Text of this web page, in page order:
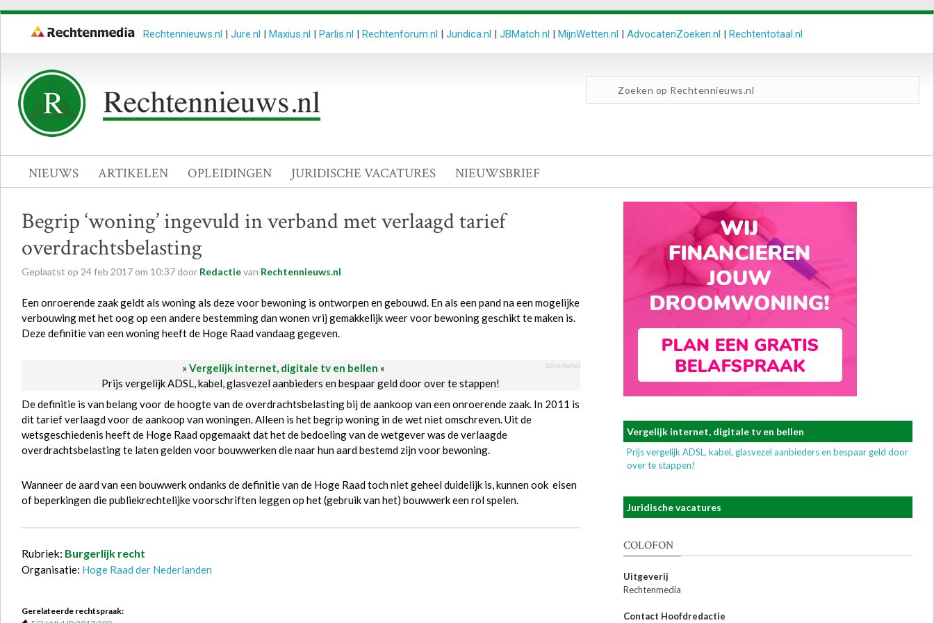
Rechtennieuws.nl | Jure.nl | Maxius.nl | Parlis.nl | Rechtenforum.nl | Juridica.nl | JBMatch.nl | MijnWetten.nl | AdvocatenZoeken.nl | Rechtentotaal.nl
NIEUWS ARTIKELEN OPLEIDINGEN JURIDISCHE VACATURES NIEUWSBRIEF
Begrip ‘woning’ ingevuld in verband met verlaagd tarief
overdrachtsbelasting
Geplaatst op 24feb 2017 om 10:37 door Redactievan Rechtennieuws.nl
Een onroerende zaak geldt als woning als deze voor bewoning is ontworpen en gebouwd. En als een pand na een mogelijke
verbouwing met het oog op een andere bestemming dan wonen vrij gemakkelijk weer voor bewoning geschikt te maken is.
Deze definitie van een woning heeft de Hoge Raad vandaag gegeven.
» Vergelijk internet, digitale tv en bellen « advertorial
Prijs vergelijk ADSL, kabel, glasvezel aanbieders en bespaar geld door over te stappen!
De definitie is van belang voor de hoogte van de overdrachtsbelasting bij de aankoop van een onroerende zaak. In 2011 is
dit tarief verlaagd voor de aankoop van woningen. Alleen is het begrip woning in de wet niet omschreven. Uit de
wetsgeschiedenis heeft de Hoge Raad opgemaakt dat het de bedoeling van de wetgever was de verlaagde
overdrachtsbelasting te laten gelden voor bouwwerken die naar hun aard bestemd zijn voor bewoning.
Wanneer de aard van een bouwwerk ondanks de definitie van de Hoge Raad toch niet geheel duidelijk is, kunnen ook eisen
of beperkingen die publiekrechtelijke voorschriften leggen op het (gebruik van het) bouwwerk een rol spelen.
Rubriek: Burgerlijk recht
Organisatie: Hoge Raad der Nederlanden
Gerelateerde rechtspraak:
Vergelijk internet, digitale tv en bellen
Prijs vergelijk ADSL, kabel, glasvezel aanbieders en bespaar geld door
over te stappen!
Juridische vacatures
COLOFON
Uitgeverij
Rechtenmedia
Contact Hoofdredactie